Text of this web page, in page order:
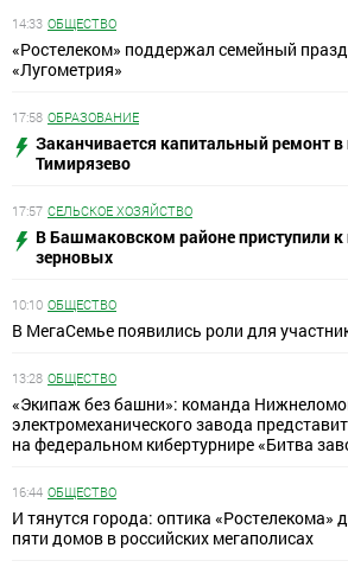
14:33 ОБЩЕСТВО
«Ростелеком» поддержал семейный
«Лугометрия»
17:58 ОБРАЗОВАНИЕ
Заканчивается капитальный ремонт в
Тимирязево
17:57 СЕЛЬСКОЕ ХОЗЯЙСТВО
В Башмаковском районе приступили к
зерновых
10:10 ОБЩЕСТВО
В МегаСемье появились роли для
13:28 ОБЩЕСТВО
«Экипаж без башни»: команда
электромеханического завода
на федеральном кибертурнире «Битва
16:44 ОБЩЕСТВО
И тянутся города: оптика «Ростелекома»
пяти домов в российских мегаполисах